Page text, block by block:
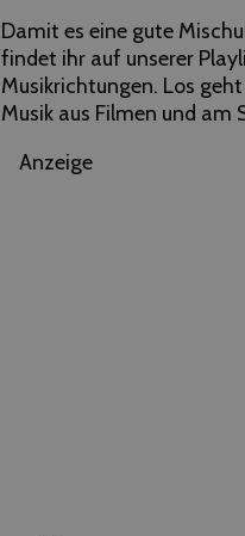
Damit es eine gute
findet ihr auf unserer
Musikrichtungen. Los
Musik aus Filmen und am
Anzeige